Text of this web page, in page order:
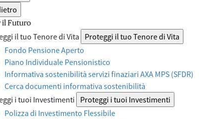
il Futuro
il tuo Tenore di Vita
Proteggi il tuo Tenore di Vita
Fondo Pensione Aperto
Piano Individuale Pensionistico
Informativa sostenibilità servizi finaziari AXA MPS (SFDR)
Cerca documenti informativa sostenibilità
i tuoi Investimenti
Proteggi i tuoi Investimenti
Polizza di Investimento Flessibile